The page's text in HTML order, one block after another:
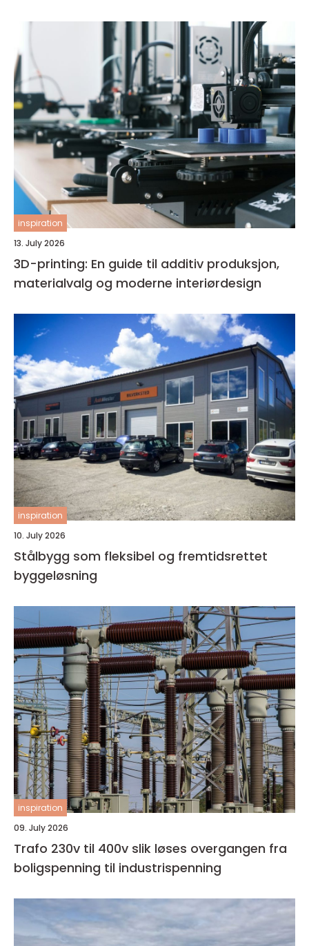
inspiration
13. July 2026
3D-printing: En guide til additiv produksjon,
materialvalg og moderne interiørdesign
inspiration
10. July 2026
Stålbygg som fleksibel og fremtidsrettet
byggeløsning
inspiration
09. July 2026
Trafo 230v til 400v slik løses overgangen fra
boligspenning til industrispenning